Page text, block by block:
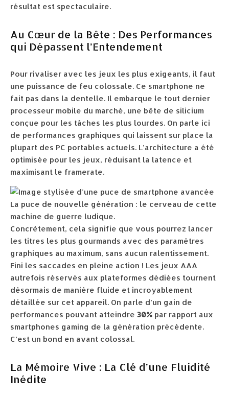
résultat est spectaculaire.
Au Cœur de la Bête : Des Performances
qui Dépassent l’Entendement
Pour rivaliser avec les jeux les plus exigeants, il faut
une puissance de feu colossale. Ce smartphone ne
fait pas dans la dentelle. Il embarque le tout dernier
processeur mobile du marché, une bête de silicium
conçue pour les tâches les plus lourdes. On parle ici
de performances graphiques qui laissent sur place la
plupart des PC portables actuels. L’architecture a été
optimisée pour les jeux, réduisant la latence et
maximisant le framerate.
La puce de nouvelle génération : le cerveau de cette
machine de guerre ludique.
Concrètement, cela signifie que vous pourrez lancer
les titres les plus gourmands avec des paramètres
graphiques au maximum, sans aucun ralentissement.
Fini les saccades en pleine action ! Les jeux AAA
autrefois réservés aux plateformes dédiées tournent
désormais de manière fluide et incroyablement
détaillée sur cet appareil. On parle d’un gain de
performances pouvant atteindre 30% par rapport aux
smartphones gaming de la génération précédente.
C’est un bond en avant colossal.
La Mémoire Vive : La Clé d’une Fluidité
Inédite